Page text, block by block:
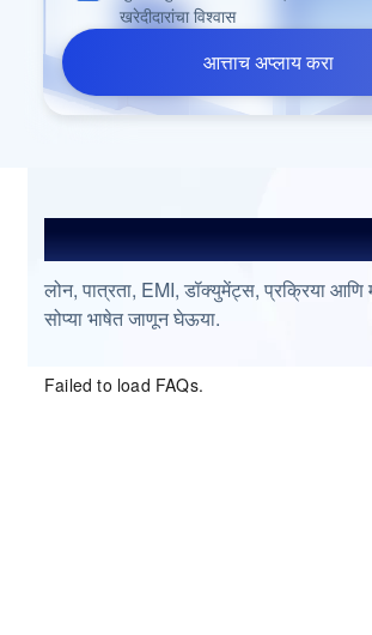
खरेदीदारांचा विश्वास
आत्ताच अप्लाय करा
प्रश्नांची उत्तरे शोधा
लोन, पात्रता, EMI, डॉक्युमेंट्स, प्रक्रिया आणि
सोप्या भाषेत जाणून घेऊया.
Failed to load FAQs.